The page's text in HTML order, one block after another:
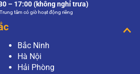
– 17:00 (không nghỉ trưa)
tâm có giờ hoạt động riêng
Bắc Ninh
Hà Nội
Hải Phòng